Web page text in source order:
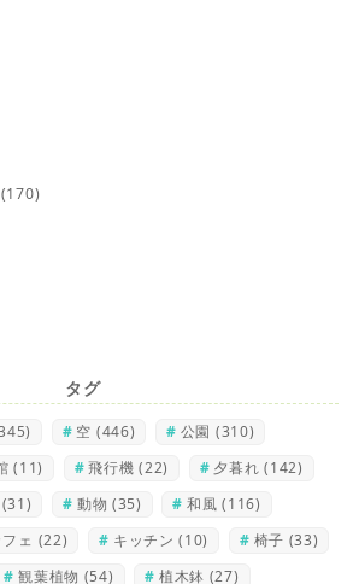
(170)
タグ
空 (446) 公園 (310)
(11) 飛行機 (22) 夕暮れ (142)
(31) 動物 (35) 和風 (116)
ェ (22) キッチン (10) 椅子 (33)
観葉植物 (54) 植木鉢 (27)